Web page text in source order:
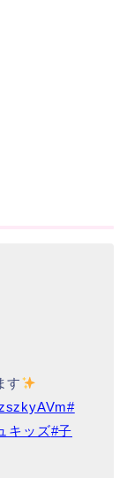
す
#
キッズ#子